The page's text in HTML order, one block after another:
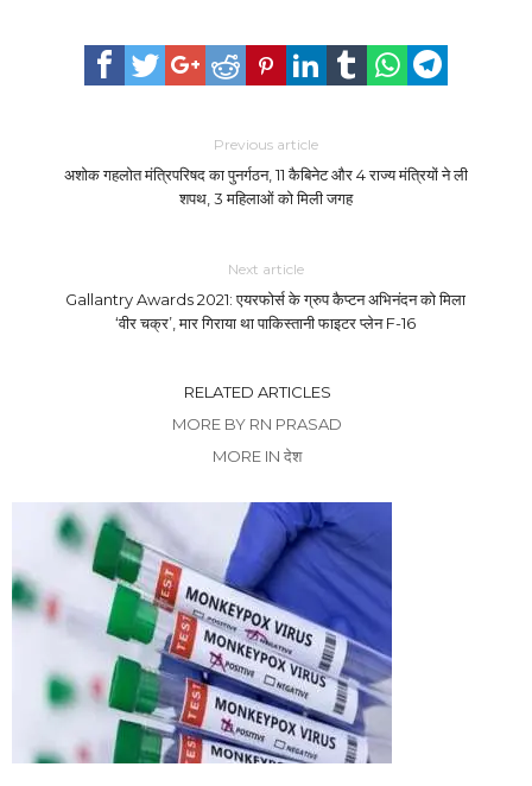
Previous article
अशोक गहलोत मंत्रिपरिषद का पुनर्गठन, 11 कैबिनेट और 4 राज्य मंत्रियों ने ली
शपथ, 3 महिलाओं को मिली जगह
Next article
Gallantry Awards 2021: एयरफोर्स के ग्रुप कैप्टन अभिनंदन को मिला
‘वीर चक्र’, मार गिराया था पाकिस्तानी फाइटर प्लेन F-16
RELATED ARTICLES
MORE BY RN PRASAD
MORE IN देश